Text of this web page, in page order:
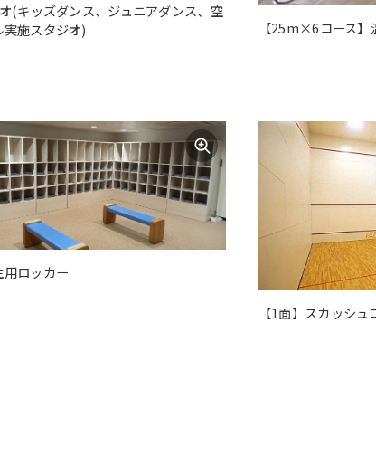
(キッズダンス、ジュニアダンス、空
施スタジオ)
【25m×6コース】
ロッカー
【1面】スカッシュ
Central
However, if
translation
version of
translated
not be an
The
original
fully
the service.